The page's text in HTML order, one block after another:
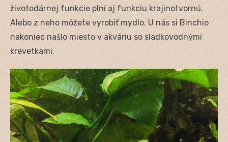
životodárnej funkcie plní aj funkciu krajinotvornú.
Alebo z neho môžete vyrobiť mydlo. U nás si Binchio
nakoniec našlo miesto v akváriu so sladkovodnými
krevetkami.